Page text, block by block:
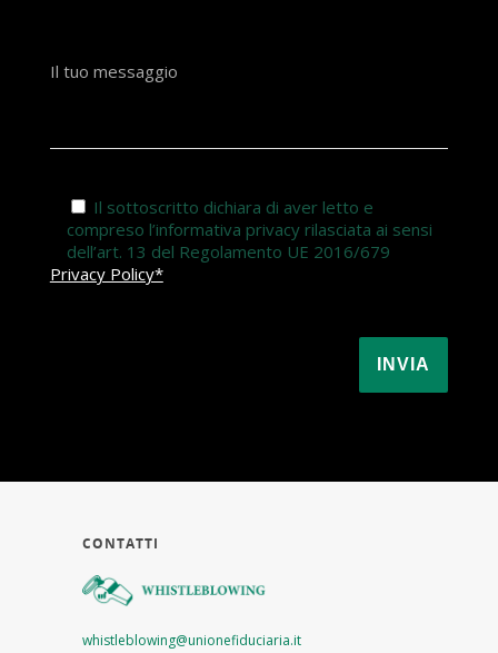
Il tuo messaggio
Il sottoscritto dichiara di aver letto e
compreso l’informativa privacy rilasciata ai sensi
dell’art. 13 del Regolamento UE 2016/679
Privacy Policy*
CONTATTI
whistleblowing@unionefiduciaria.it